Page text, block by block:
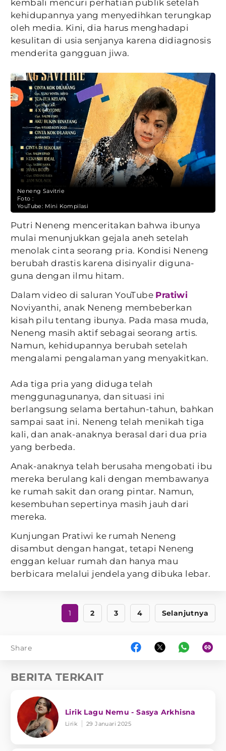
kembali mencuri perhatian publik setelah
kehidupannya yang menyedihkan terungkap
oleh media. Kini, dia harus menghadapi
kesulitan di usia senjanya karena didiagnosis
menderita gangguan jiwa.
Neneng Savitrie
Foto :
YouTube: Mini Kompilasi
Putri Neneng menceritakan bahwa ibunya
mulai menunjukkan gejala aneh setelah
menolak cinta seorang pria. Kondisi Neneng
berubah drastis karena disinyalir diguna-
guna dengan ilmu hitam.
Dalam video di saluran YouTube Pratiwi
Noviyanthi, anak Neneng membeberkan
kisah pilu tentang ibunya. Pada masa muda,
Neneng masih aktif sebagai seorang artis.
Namun, kehidupannya berubah setelah
mengalami pengalaman yang menyakitkan.
Ada tiga pria yang diduga telah
menggunagunanya, dan situasi ini
berlangsung selama bertahun-tahun, bahkan
sampai saat ini. Neneng telah menikah tiga
kali, dan anak-anaknya berasal dari dua pria
yang berbeda.
Anak-anaknya telah berusaha mengobati ibu
mereka berulang kali dengan membawanya
ke rumah sakit dan orang pintar. Namun,
kesembuhan sepertinya masih jauh dari
mereka.
Kunjungan Pratiwi ke rumah Neneng
disambut dengan hangat, tetapi Neneng
enggan keluar rumah dan hanya mau
berbicara melalui jendela yang dibuka lebar.
1 2 3 4 Selanjutnya
Share
BERITA TERKAIT
Lirik Lagu Nemu - Sasya Arkhisna
Lirik 29 Januari 2025